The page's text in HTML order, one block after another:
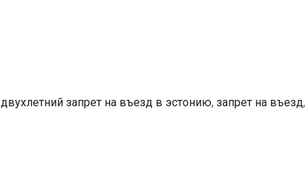
двухлетний запрет на въезд в эстонию, запрет на въезд,